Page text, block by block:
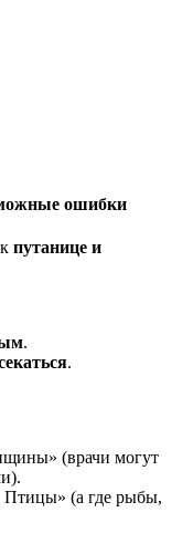
ошибки
путанице и
.
.
(врачи могут
(а где рыбы,